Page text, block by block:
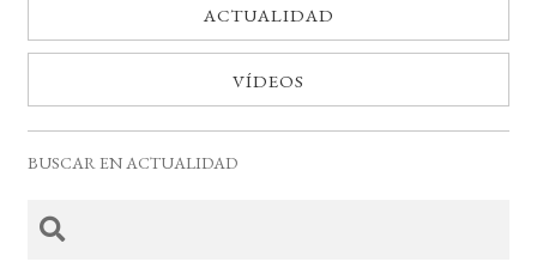
ACTUALIDAD
VÍDEOS
BUSCAR EN ACTUALIDAD